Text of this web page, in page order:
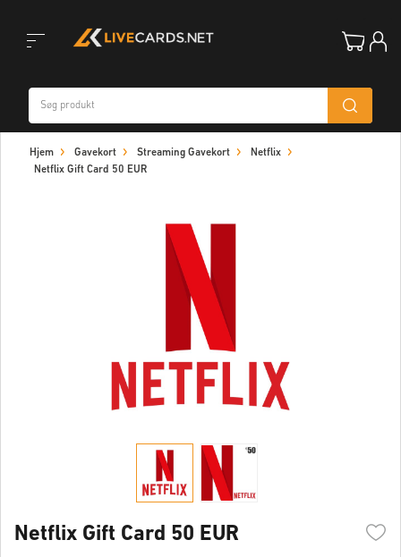
navigation
Hjem Gavekort Streaming Gavekort
Netflix
Netflix Gift Card 50 EUR
Netflix Gift Card 50 EUR